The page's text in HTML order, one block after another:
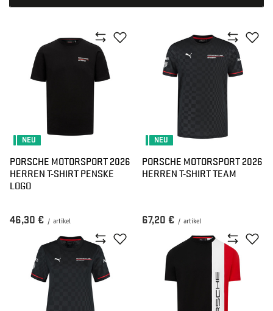
NEU
PORSCHE MOTORSPORT 2026
HERREN T-SHIRT PENSKE
LOGO
46,30 € / artikel
NEU
PORSCHE MOTORSPORT 2026
HERREN T-SHIRT TEAM
67,20 € / artikel